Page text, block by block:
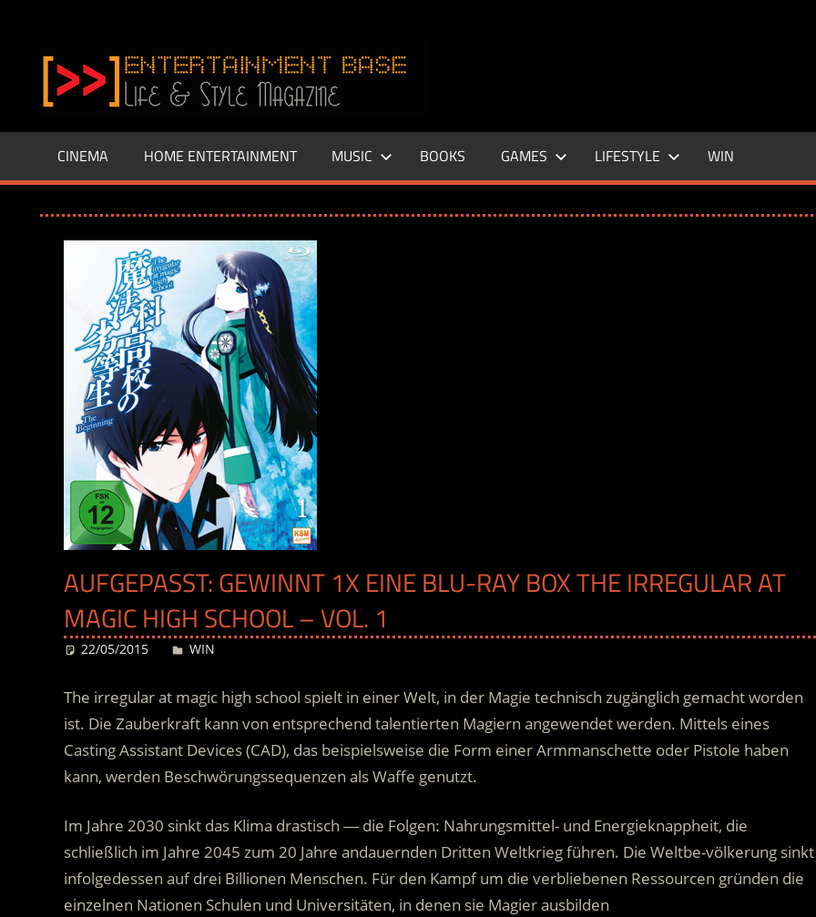
springen
–
LIFE
Base.de
CINEMA HOME ENTERTAINMENT MUSIC BOOKS GAMES LIFESTYLE WIN
AUFGEPASST: GEWINNT 1X EINE BLU-RAY BOX THE IRREGULAR AT
MAGIC HIGH SCHOOL – VOL. 1
22/05/2015 Desiree
WIN
The irregular at magic high school spielt in einer Welt, in der Magie technisch zugänglich gemacht worden
ist. Die Zauberkraft kann von entsprechend talentierten Magiern angewendet werden. Mittels eines
Casting Assistant Devices (CAD), das beispielsweise die Form einer Armmanschette oder Pistole haben
kann, werden Beschwörungssequenzen als Waffe genutzt.
Im Jahre 2030 sinkt das Klima drastisch ― die Folgen: Nahrungsmittel- und Energieknappheit, die
schließlich im Jahre 2045 zum 20 Jahre andauernden Dritten Weltkrieg führen. Die Weltbe-völkerung sinkt
infolgedessen auf drei Billionen Menschen. Für den Kampf um die verbliebenen Ressourcen gründen die
einzelnen Nationen Schulen und Universitäten, in denen sie Magier ausbilden